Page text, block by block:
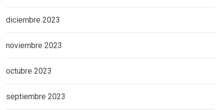
diciembre 2023
noviembre 2023
octubre 2023
septiembre 2023